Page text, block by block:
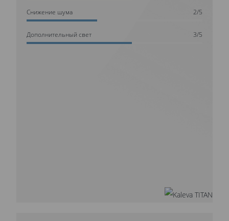
Cнижение шума 2/5
Дополнительный свет 3/5